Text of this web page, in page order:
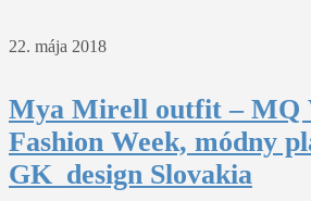
22. mája 2018
Mya Mirell outfit – MQ
Fashion Week, módny
GK_design Slovakia